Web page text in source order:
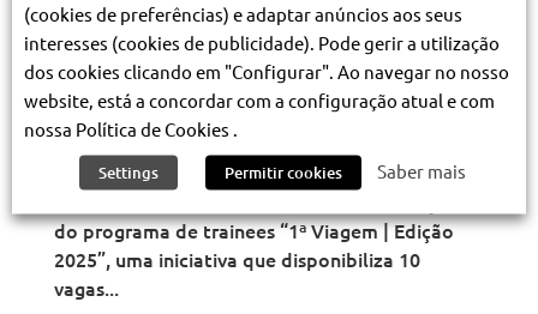
Metro de Lisboa lança programa de estágios
Jun 16, 2025 Comunicados - Junho 2025
Comunicado de imprensa Metro de Lisboa lança
programa de estágios Trainees Metro – 1.ª
viagem | Edição 2025 O Metropolitano de
do programa de trainees “1ª Viagem | Edição
2025”, uma iniciativa que disponibiliza 10
vagas...
(cookies de preferências) e adaptar anúncios aos seus
interesses (cookies de publicidade). Pode gerir a utilização
dos cookies clicando em "Configurar". Ao navegar no nosso
website, está a concordar com a configuração atual e com
nossa Política de Cookies .
Settings Permitir cookies Saber mais